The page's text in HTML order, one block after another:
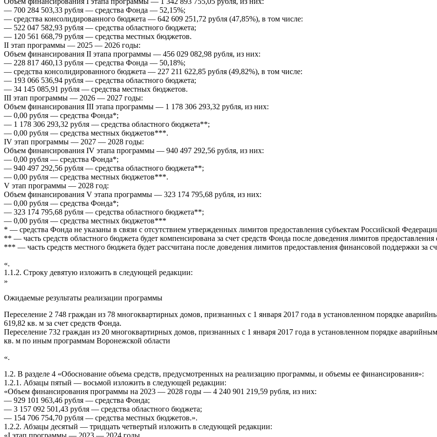
— 700 284 503,33 рубля — средства Фонда — 52,15%;
— средства консолидированного бюджета — 642 609 251,72 рубля (47,85%), в том числе:
— 522 047 582,93 рубля — средства областного бюджета;
— 120 561 668,79 рубля — средства местных бюджетов.
II этап программы — 2025 — 2026 годы:
Объем финансирования II этапа программы — 456 029 082,98 рубля, из них:
— 228 817 460,13 рубля — средства Фонда — 50,18%;
— средства консолидированного бюджета — 227 211 622,85 рубля (49,82%), в том числе:
— 193 066 536,94 рубля — средства областного бюджета;
— 34 145 085,91 рубля — средства местных бюджетов.
III этап программы — 2026 — 2027 годы:
Объем финансирования III этапа программы — 1 178 306 293,32 рубля, из них:
— 0,00 рубля — средства Фонда*;
— 1 178 306 293,32 рубля — средства областного бюджета**;
— 0,00 рубля — средства местных бюджетов***.
IV этап программы — 2027 — 2028 годы:
Объем финансирования IV этапа программы — 940 497 292,56 рубля, из них:
— 0,00 рубля — средства Фонда*;
— 940 497 292,56 рубля — средства областного бюджета**;
— 0,00 рубля — средства местных бюджетов***.
V этап программы — 2028 год:
Объем финансирования V этапа программы — 323 174 795,68 рубля, из них:
— 0,00 рубля — средства Фонда*;
— 323 174 795,68 рубля — средства областного бюджета**;
— 0,00 рубля — средства местных бюджетов***
* — средства Фонда не указаны в связи с отсутствием утвержденных лимитов предоставления субъектам Российской
** — часть средств областного бюджета будет компенсирована за счет средств Фонда после доведения лимитов
*** — часть средств местного бюджета будет рассчитана после доведения лимитов предоставления финансовой поддержки за
«.
1.1.2. Строку девятую изложить в следующей редакции:
»
Ожидаемые результаты реализации программы
Переселение 2 748 граждан из 78 многоквартирных домов, признанных с 1 января 2017 года в установленном порядке
619,82 кв. м за счет средств Фонда.
Переселение 732 граждан из 20 многоквартирных домов, признанных с 1 января 2017 года в установленном порядке
кв. м по иным программам Воронежской области
«.
1.2. В разделе 4 «Обоснование объема средств, предусмотренных на реализацию программы, и объемы ее финансирования»:
1.2.1. Абзацы пятый — восьмой изложить в следующей редакции:
«Объем финансирования программы на 2023 — 2028 годы — 4 240 901 219,59 рубля, из них:
— 929 101 963,46 рубля — средства Фонда;
— 3 157 092 501,43 рубля — средства областного бюджета;
— 154 706 754,70 рубля — средства местных бюджетов.».
1.2.2. Абзацы десятый — тридцать четвертый изложить в следующей редакции:
«I этап программы — 2023 — 2024 годы